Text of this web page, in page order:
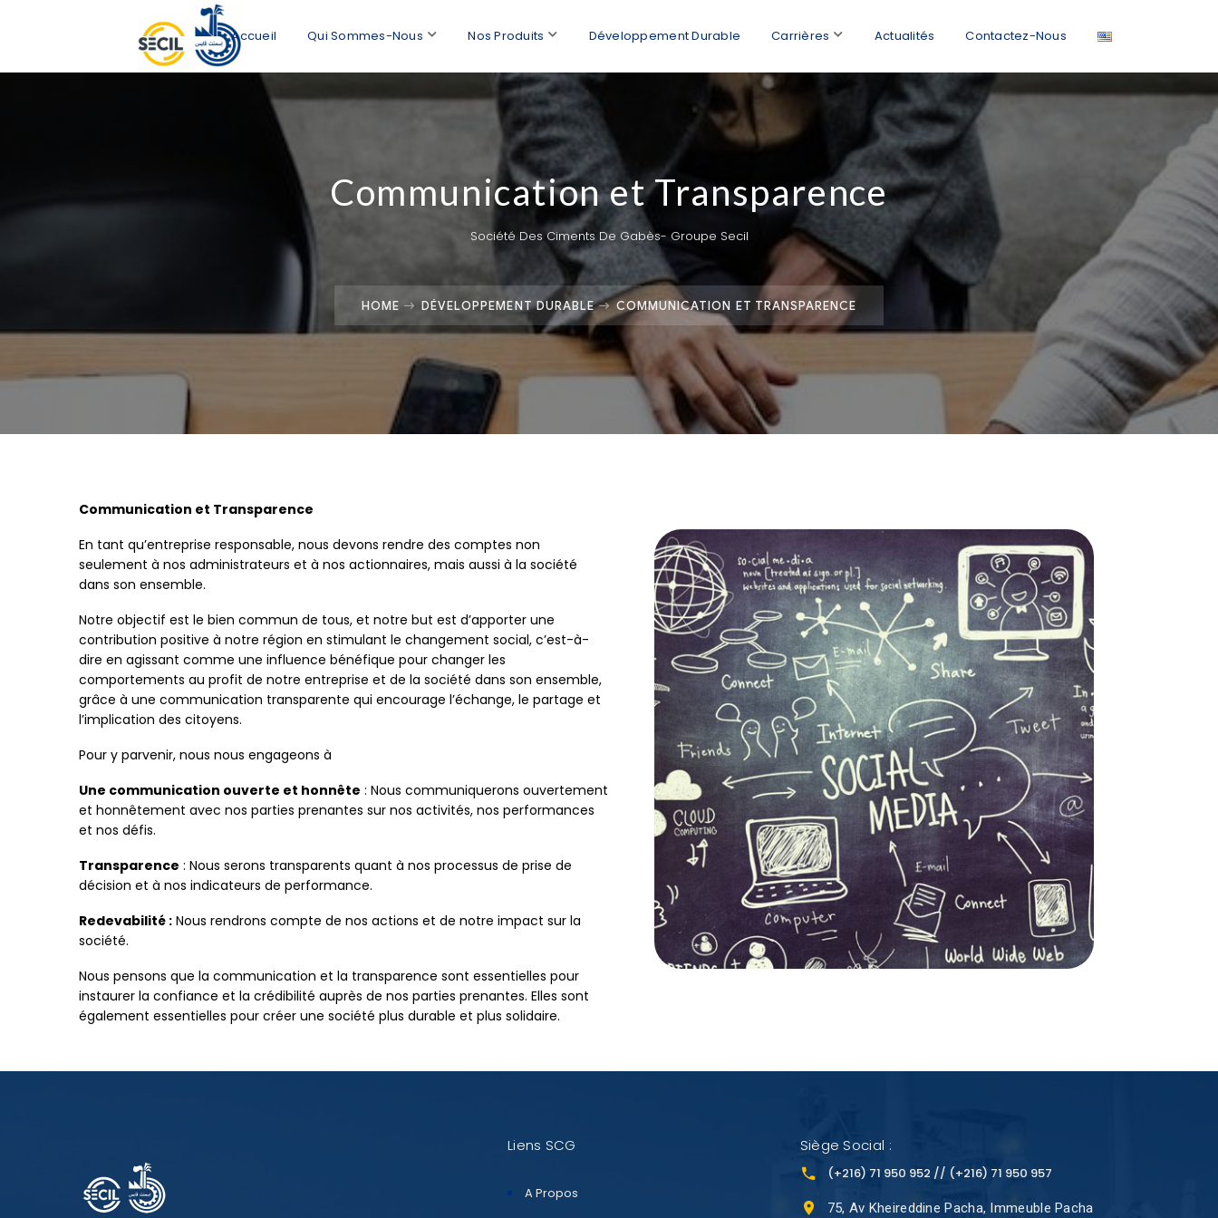
Accueil Qui Sommes-Nous Nos Produits Développement Durable Carrières Actualités Contactez-Nous
Communication et Transparence​
Société Des Ciments De Gabès- Groupe Secil
HOME DÉVELOPPEMENT DURABLE COMMUNICATION ET TRANSPARENCE
Communication et Transparence​
En tant qu’entreprise responsable, nous devons rendre des comptes non
seulement à nos administrateurs et à nos actionnaires, mais aussi à la société
dans son ensemble.
Notre objectif est le bien commun de tous, et notre but est d’apporter une
contribution positive à notre région en stimulant le changement social, c’est-à-
dire en agissant comme une influence bénéfique pour changer les
comportements au profit de notre entreprise et de la société dans son ensemble,
grâce à une communication transparente qui encourage l’échange, le partage et
l’implication des citoyens.
Pour y parvenir, nous nous engageons à
Une communication ouverte et honnête : Nous communiquerons ouvertement
et honnêtement avec nos parties prenantes sur nos activités, nos performances
et nos défis.
Transparence : Nous serons transparents quant à nos processus de prise de
décision et à nos indicateurs de performance.
Redevabilité : Nous rendrons compte de nos actions et de notre impact sur la
société.
Nous pensons que la communication et la transparence sont essentielles pour
instaurer la confiance et la crédibilité auprès de nos parties prenantes. Elles sont
également essentielles pour créer une société plus durable et plus solidaire.
Liens SCG
A Propos
Siège Social :
(+216) 71 950 952 // (+216) 71 950 957
75, Av Kheireddine Pacha, Immeuble Pacha